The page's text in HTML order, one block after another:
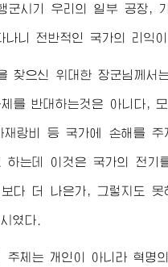
군시기 우리의 일부 공장,
나니 전반적인 국가의 리익이
찾으신 위대한 장군님께서
체를 반대하는것은 아니다,
랑비 등 국가에 손해를
하는데 이것은 국가의 전기
보다 더 나은가, 그렇지도
였다.
주체는 개인이 아니라 혁명